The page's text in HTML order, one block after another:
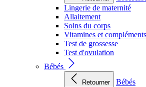
Lingerie de maternité
Allaitement
Soins du corps
Vitamines et
Test de grossesse
Test d'ovulation
Bébés
Retourner
Bébés